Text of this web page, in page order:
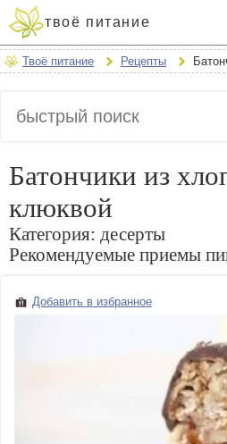
твоё питание
Твоё питание Рецепты
Батончики из
клюквой
Категория: десерты
Рекомендуемые приемы
Добавить в избранное